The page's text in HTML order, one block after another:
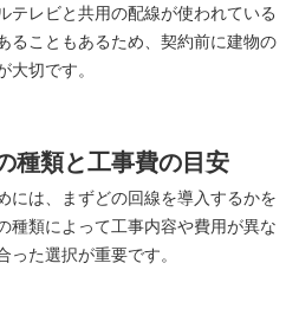
テレビと共用の配線が使われている
ることもあるため、契約前に建物の
切です。
種類と工事費の目安
には、まずどの回線を導入するかを
種類によって工事内容や費用が異な
た選択が重要です。